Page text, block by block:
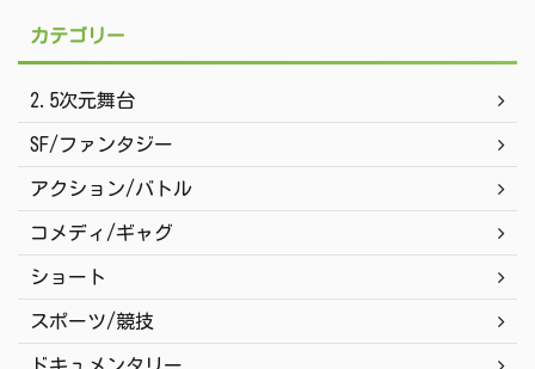
カテゴリー
2.5次元舞台
SF/ファンタジー
アクション/バトル
コメディ/ギャグ
ショート
スポーツ/競技